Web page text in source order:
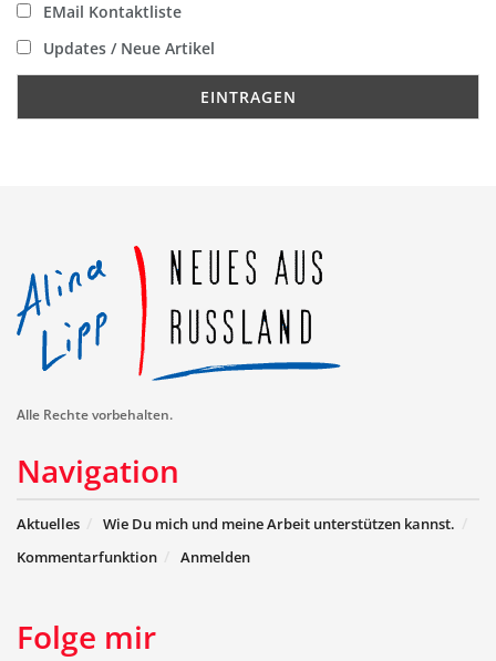
EMail Kontaktliste
Updates / Neue Artikel
Alle Rechte vorbehalten.
Navigation
Aktuelles
Wie Du mich und meine Arbeit unterstützen kannst.
Kommentarfunktion
Anmelden
Folge mir